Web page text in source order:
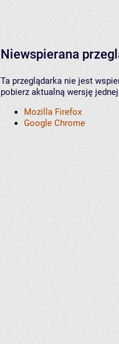
Niewspierana
Ta przeglądarka nie jest
pobierz aktualną wersję
Mozilla Firefox
Google Chrome